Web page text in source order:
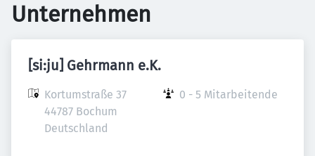
Unternehmen
[si:ju] Gehrmann e.K.
Kortumstraße 37
44787 Bochum
Deutschland
0 - 5 Mitarbeitende